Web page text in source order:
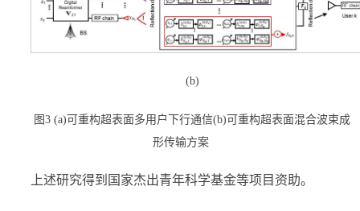
(b)
图3 (a)可重构超表面多用户下行通信(b)可重构超表面混合波束成
形传输方案
上述研究得到国家杰出青年科学基金等项目资助。